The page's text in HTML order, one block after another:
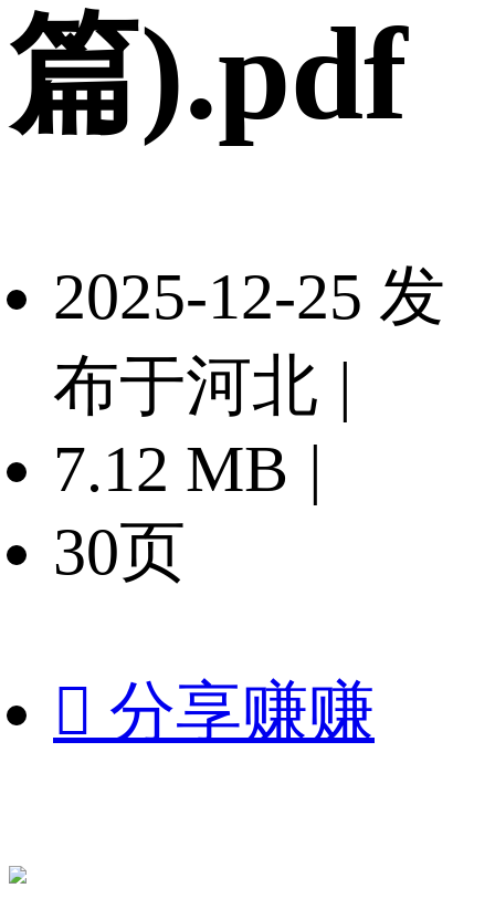
篇).pdf
2025-12-25 发
布于河北 |
7.12 MB |
30页
 分享赚赚